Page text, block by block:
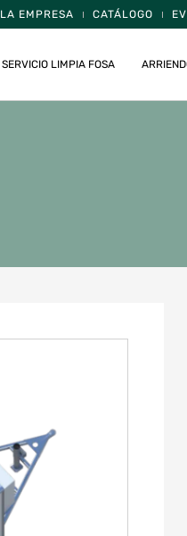
LA EMPRESA CATÁLOGO
SERVICIO LIMPIA FOSA